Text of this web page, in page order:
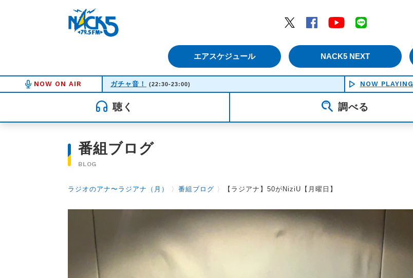
Twitter
Facebook YouTube
エアスケジュール NACK5 NEXT
NOW ON AIR ガチャ音！ (22:30-23:00) NOW PLAYING
聴く 調べる
番組ブログ
BLOG
ラジオのアナ〜ラジアナ（月） 〉 番組ブログ 〉 【ラジアナ】50がNiziU【月曜日】